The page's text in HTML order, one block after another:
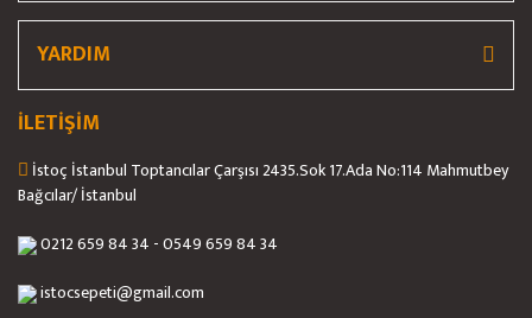
YARDIM
İLETİŞİM
İstoç İstanbul Toptancılar Çarşısı 2435.Sok 17.Ada No:114 Mahmutbey
Bağcılar/ İstanbul
0212 659 84 34 - 0549 659 84 34
istocsepeti@gmail.com